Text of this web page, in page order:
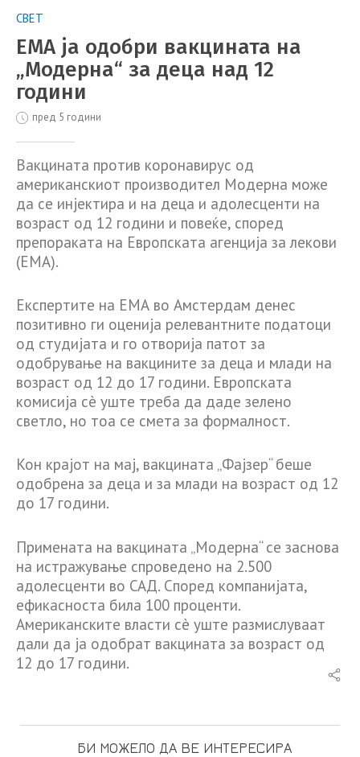
СВЕТ
ЕМА ја одобри вакцината на
„Модернa“ за деца над 12
години
пред 5 години
Вакцината против коронавирус од
американскиот производител Модерна може
да се инјектира и на деца и адолесценти на
возраст од 12 години и повеќе, според
препораката на Европската агенција за лекови
(ЕМА).
Експертите на ЕМА во Амстердам денес
позитивно ги оценија релевантните податоци
од студијата и го отворија патот за
одобрување на вакцините за деца и млади на
возраст од 12 до 17 години. Европската
комисија сè уште треба да даде зелено
светло, но тоа се смета за формалност.
Кон крајот на мај, вакцината „Фајзер“ беше
одобрена за деца и за млади на возраст од 12
до 17 години.
Примената на вакцината „Модерна“ се заснова
на истражување спроведено на 2.500
адолесценти во САД. Според компанијата,
ефикасноста била 100 проценти.
Американските власти сè уште размислуваат
дали да ја одобрат вакцината за возраст од
12 до 17 години.
БИ МОЖЕЛО ДА ВЕ ИНТЕРЕСИРА